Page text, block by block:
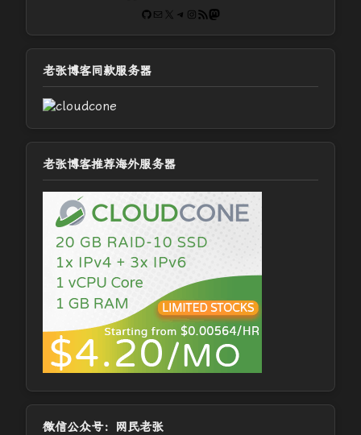
GitHub
电子邮件 X Telegram
Instagram
RSS FeedMastodon
老张博客同款服务器
老张博客推荐海外服务器
微信公众号：网民老张